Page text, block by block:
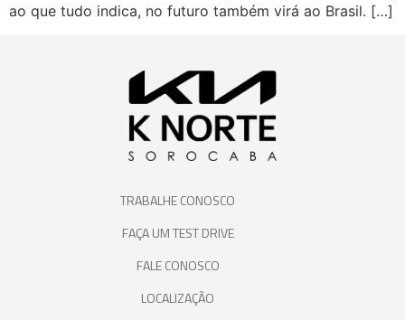
ao que tudo indica, no futuro também virá ao Brasil. […]
TRABALHE CONOSCO
FAÇA UM TEST DRIVE
FALE CONOSCO
LOCALIZAÇÃO